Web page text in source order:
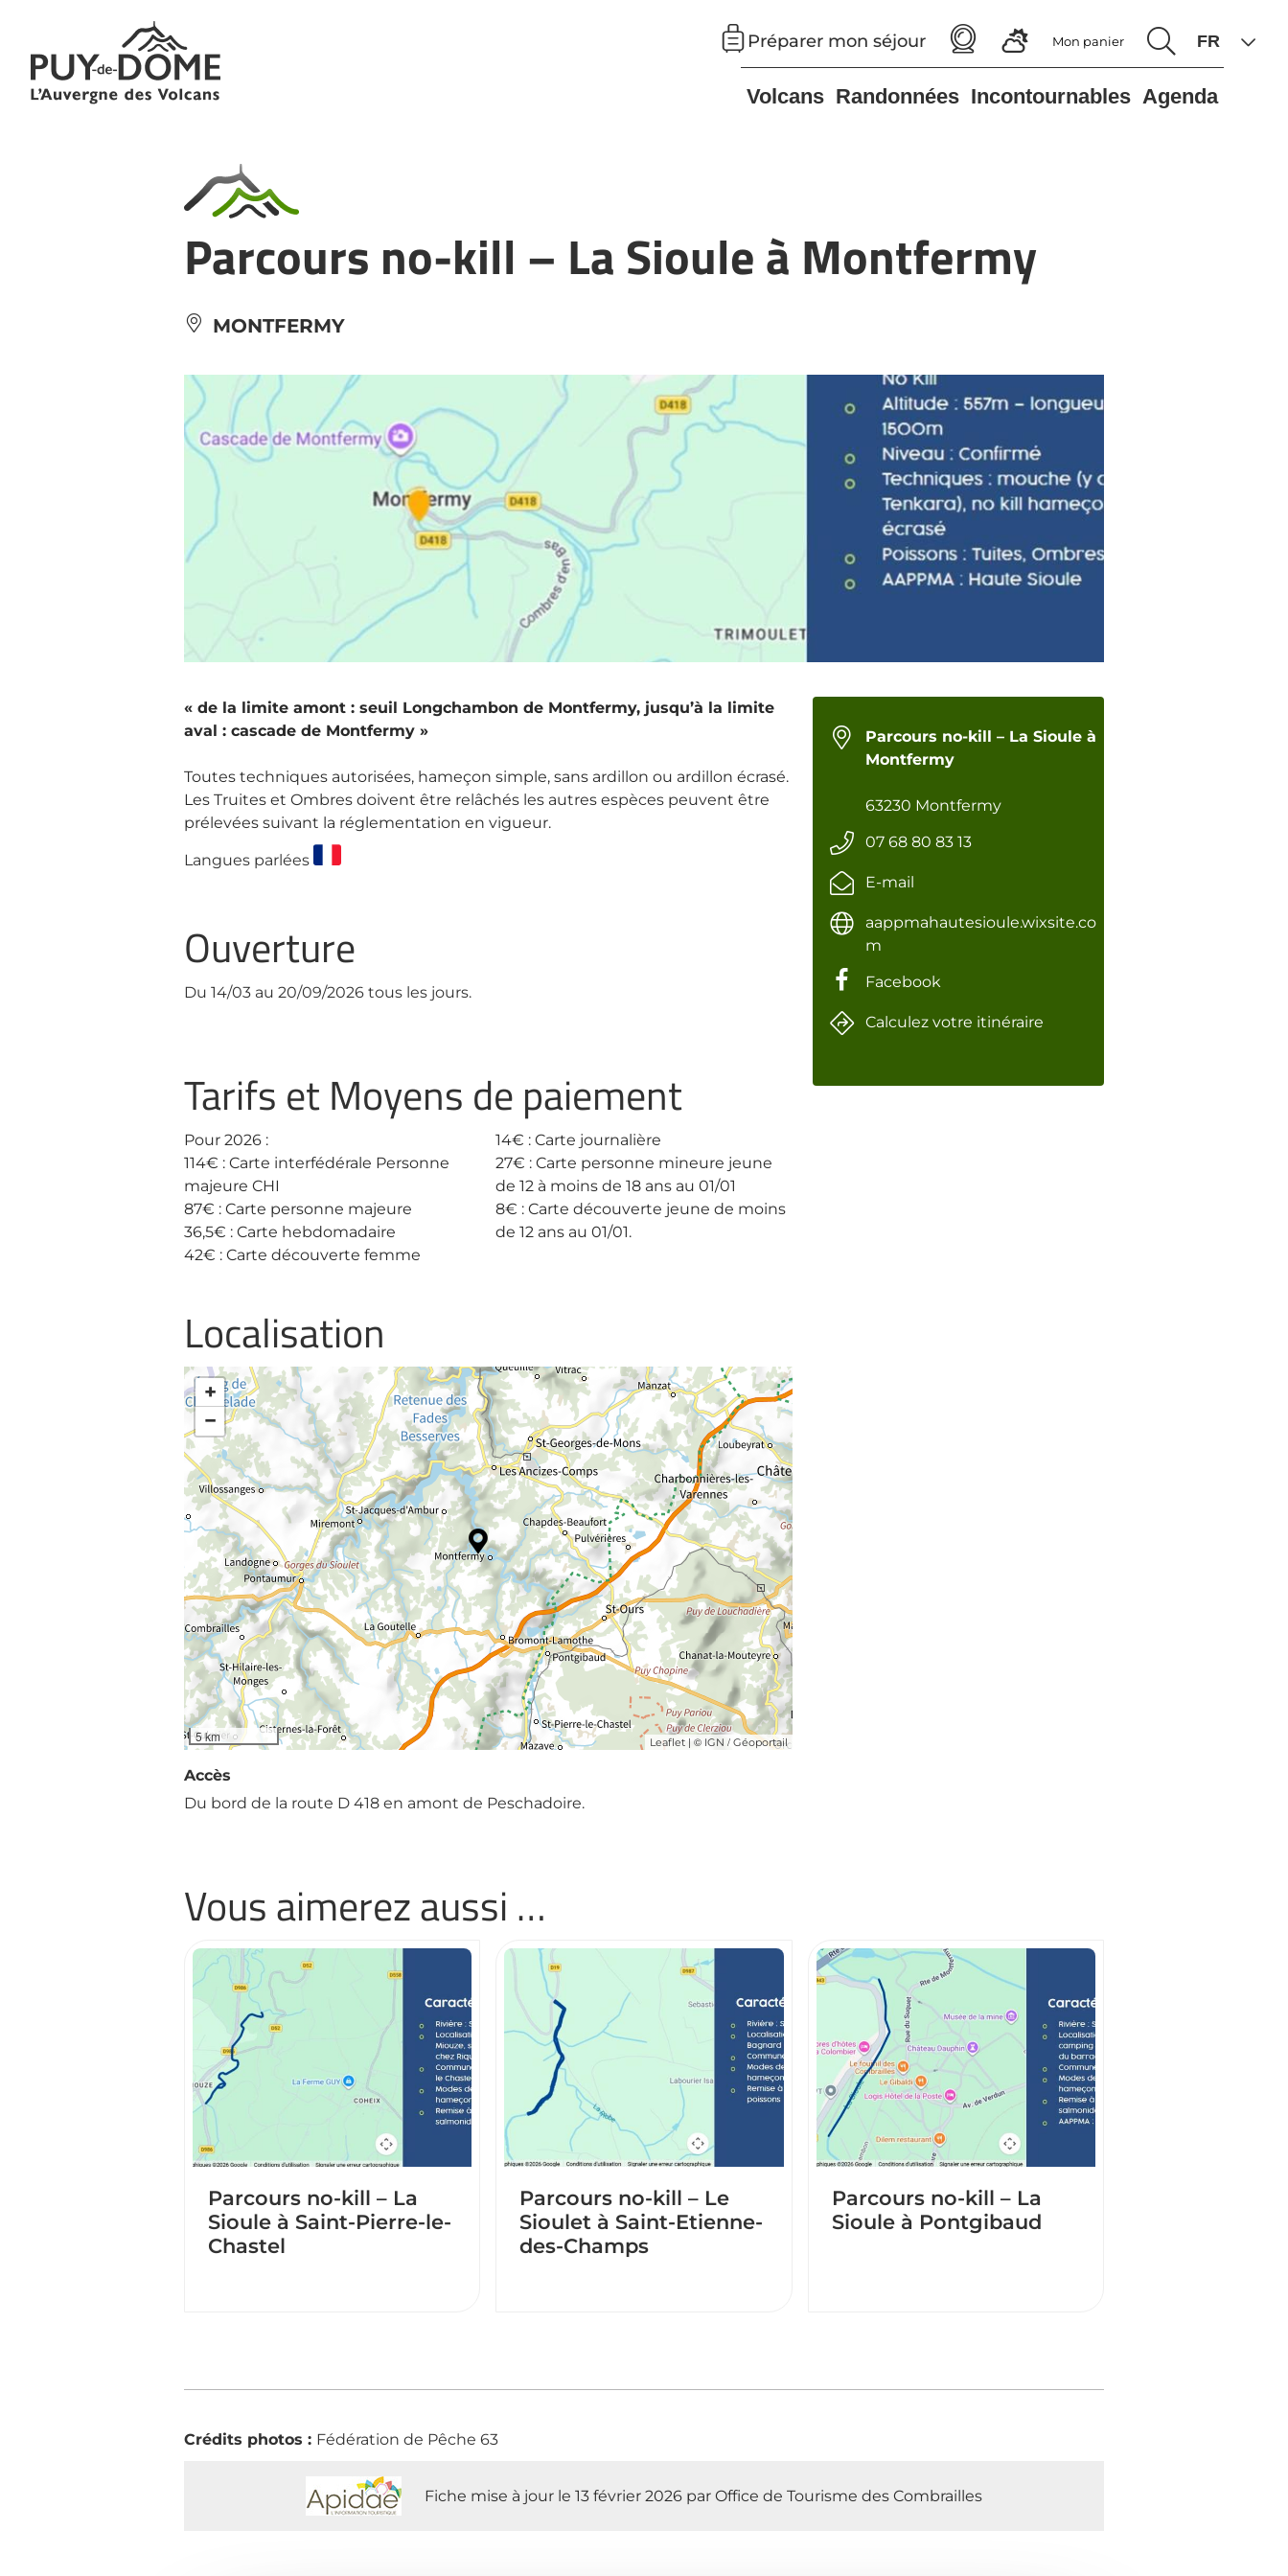
Préparer mon séjour Mon panier
Volcans Randonnées Incontournables Agenda
Parcours no-kill – La Sioule à Montfermy
MONTFERMY
« de la limite amont : seuil Longchambon de Montfermy, jusqu’à la limite
aval : cascade de Montfermy »
Toutes techniques autorisées, hameçon simple, sans ardillon ou ardillon écrasé.
Les Truites et Ombres doivent être relâchés les autres espèces peuvent être
prélevées suivant la réglementation en vigueur.
Langues parlées
Ouverture
Du 14/03 au 20/09/2026 tous les jours.
Tarifs et Moyens de paiement
Pour 2026 :
114€ : Carte interfédérale Personne
majeure CHI
87€ : Carte personne majeure
36,5€ : Carte hebdomadaire
42€ : Carte découverte femme
14€ : Carte journalière
27€ : Carte personne mineure jeune
de 12 à moins de 18 ans au 01/01
8€ : Carte découverte jeune de moins
de 12 ans au 01/01.
Localisation
+
−
5 km Leaflet| © IGN / Géoportail
Accès
Du bord de la route D 418 en amont de Peschadoire.
Parcours no-kill – La Sioule à
Montfermy
63230 Montfermy
07 68 80 83 13
E-mail
aappmahautesioule.wixsite.co
m
Facebook
Calculez votre itinéraire
Vous aimerez aussi …
Parcours no-kill – La
Sioule à Saint-Pierre-le-
Chastel
Parcours no-kill – Le
Sioulet à Saint-Etienne-
des-Champs
Parcours no-kill – La
Sioule à Pontgibaud
Crédits photos : Fédération de Pêche 63
Fiche mise à jour le 13 février 2026 par Office de Tourisme des Combrailles